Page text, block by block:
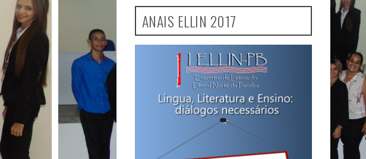
ANAIS ELLIN 2017